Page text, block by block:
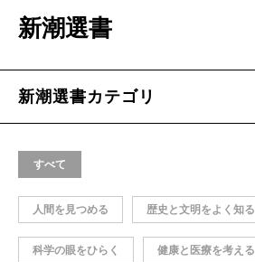
新潮選書
新潮選書カテゴリ
すべて
人間を見つめる 歴史と文明をよく知る
科学の眼をひらく 健康と医療を考える